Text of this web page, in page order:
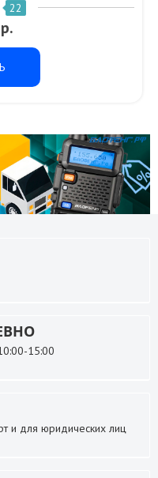
22
15:00
и для юридических лиц